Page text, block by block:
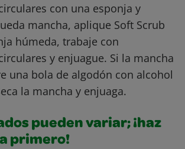
con una esponja y
mancha, aplique Soft Scrub
húmeda, trabaje con
y enjuague. Si la mancha
una bola de algodón con alcohol
la mancha y enjuaga.
pueden variar; ¡haz
primero!